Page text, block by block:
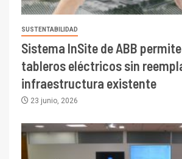
SUSTENTABILIDAD
Sistema InSite de ABB
tableros eléctricos sin
infraestructura existente
23 junio, 2026